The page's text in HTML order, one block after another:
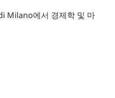
Milano에서 경제학 및 마